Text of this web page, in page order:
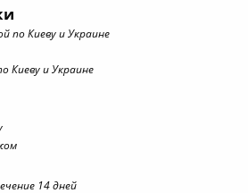
по Киеву и Украине
Киеву и Украине
14 дней